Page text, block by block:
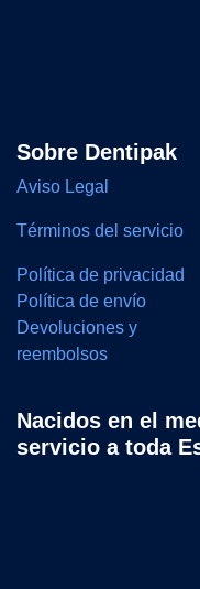
Sobre Dentipak
Aviso Legal
Términos del servicio
Política de privacidad
Política de envío
Devoluciones y
reembolsos
Nacidos en el
servicio a toda